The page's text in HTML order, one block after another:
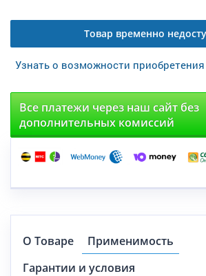
Товар временно
Узнать о возможности
Все платежи через наш сайт без
дополнительных комиссий
О Товаре
Применимость
Гарантии и условия